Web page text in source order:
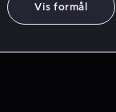
Vis formål